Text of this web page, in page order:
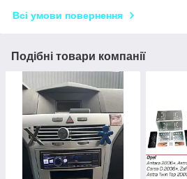
Всі умови повернення
Подібні товари компанії